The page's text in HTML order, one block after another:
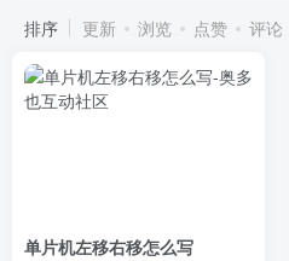
排序 更新 浏览 点赞 评论
单片机左移右移怎么写